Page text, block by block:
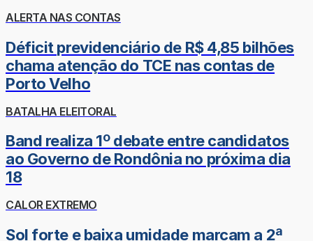
ALERTA NAS CONTAS
Déficit previdenciário de R$ 4,85 bilhões
chama atenção do TCE nas contas de
Porto Velho
BATALHA ELEITORAL
Band realiza 1º debate entre candidatos
ao Governo de Rondônia no próxima dia
18
CALOR EXTREMO
Sol forte e baixa umidade marcam a 2ª